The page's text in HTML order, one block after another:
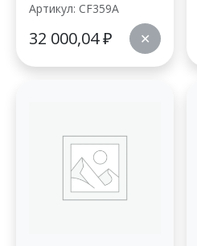
Артикул: CF359A
32 000,04₽ ✕